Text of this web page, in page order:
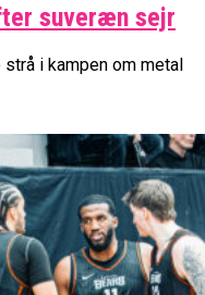
suveræn sejr
i kampen om metal